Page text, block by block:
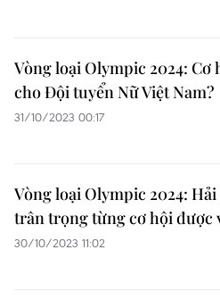
Vòng loại Olympic 2024: Cơ
cho Đội tuyển Nữ Việt Nam?
31/10/2023 00:17
Vòng loại Olympic 2024:
trân trọng từng cơ hội được
30/10/2023 11:02